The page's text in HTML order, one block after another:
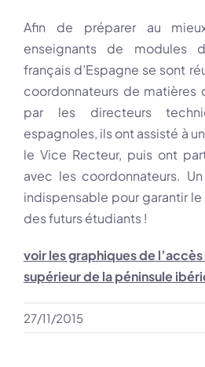
Afin de préparer au
enseignants de modules
français d’Espagne se sont
coordonnateurs de matières
par les directeurs
espagnoles, ils ont assisté à
le Vice Recteur, puis ont
avec les coordonnateurs.
indispensable pour garantir
des futurs étudiants !
voir les graphiques de
supérieurde la péninsule
27/11/2015